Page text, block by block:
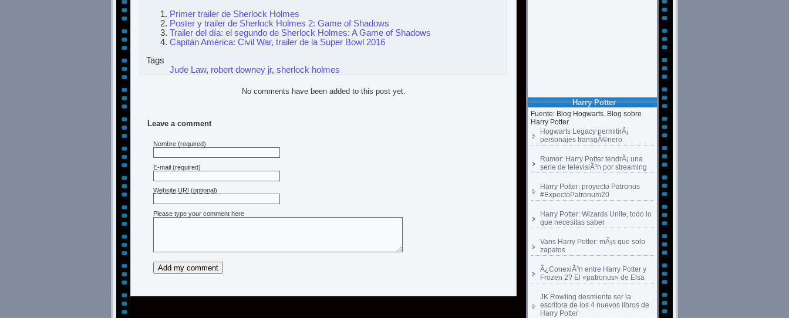
Harry Potter
Fuente: Blog Hogwarts. Blog sobre
Harry Potter.
Hogwarts Legacy permitirÃ¡
personajes transgÃ©nero
Rumor: Harry Potter tendrÃ¡ una
serie de televisiÃ³n por streaming
Harry Potter: proyecto Patronus
#ExpectoPatronum20
Harry Potter: Wizards Unite, todo lo
que necesitas saber
Vans Harry Potter: mÃ¡s que solo
zapatos
Â¿ConexiÃ³n entre Harry Potter y
Frozen 2? El «patronus» de Elsa
JK Rowling desmiente ser la
escritora de los 4 nuevos libros de
Harry Potter
Primer trailer de Sherlock Holmes
Poster y trailer de Sherlock Holmes 2: Game of Shadows
Trailer del día: el segundo de Sherlock Holmes: A Game of Shadows
Capitán América: Civil War, trailer de la Super Bowl 2016
Tags
Jude Law, robert downey jr, sherlock holmes
No comments have been added to this post yet.
Leave a comment
Nombre (required)
E-mail (required)
Website URI (optional)
Please type your comment here